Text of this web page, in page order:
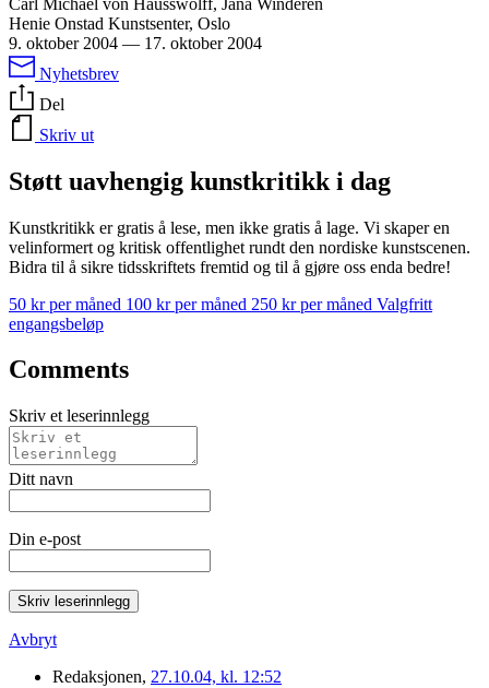
Henie Onstad Kunstsenter, Oslo
9. oktober 2004 — 17. oktober 2004
Nyhetsbrev
Del
Skriv ut
Støtt uavhengig kunstkritikk i dag
Kunstkritikk er gratis å lese, men ikke gratis å lage. Vi skaper en
velinformert og kritisk offentlighet rundt den nordiske kunstscenen.
Bidra til å sikre tidsskriftets fremtid og til å gjøre oss enda bedre!
50 kr per måned 100 kr per måned 250 kr per måned Valgfritt
engangsbeløp
Comments
Skriv et leserinnlegg
Ditt navn
Din e-post
Skriv leserinnlegg
Avbryt
Redaksjonen, 27.10.04, kl. 12:52